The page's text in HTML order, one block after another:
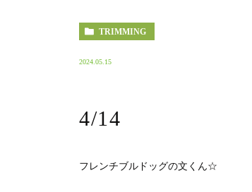
TRIMMING
2024.05.15
4/14
フレンチブルドッグの文くん☆